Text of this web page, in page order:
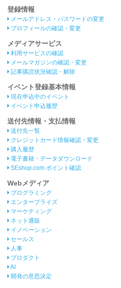
登録情報
メールアドレス・パスワードの変更
プロフィールの確認・変更
メディアサービス
利用サービスの確認
メールマガジンの確認・変更
記事購読状況確認・解除
イベント登録基本情報
現在申込中のイベント
イベント申込履歴
送付先情報・支払情報
送付先一覧
クレジットカード情報確認・変更
購入履歴
電子書籍・データダウンロード
SEshop.com ポイント確認
Webメディア
プログラミング
エンタープライズ
マーケティング
ネット通販
イノベーション
セールス
人事
プロダクト
AI
開発の意思決定